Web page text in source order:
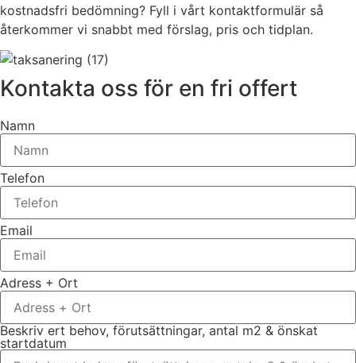
kostnadsfri bedömning? Fyll i vårt kontaktformulär så
återkommer vi snabbt med förslag, pris och tidplan.
Kontakta oss för en fri offert
Namn
Telefon
Email
Adress + Ort
Beskriv ert behov, förutsättningar, antal m2 & önskat
startdatum